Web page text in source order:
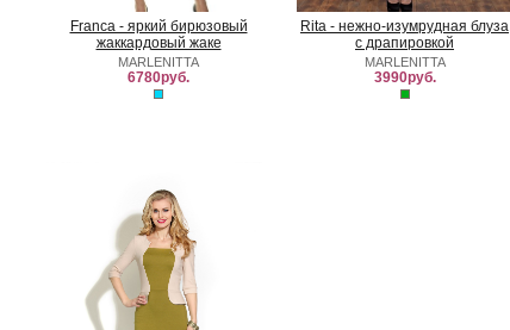
Franca - яркий бирюзовый
жаккардовый жаке
MARLENITTA
6780руб.
Rita - нежно-изумрудная блуза
с драпировкой
MARLENITTA
3990руб.